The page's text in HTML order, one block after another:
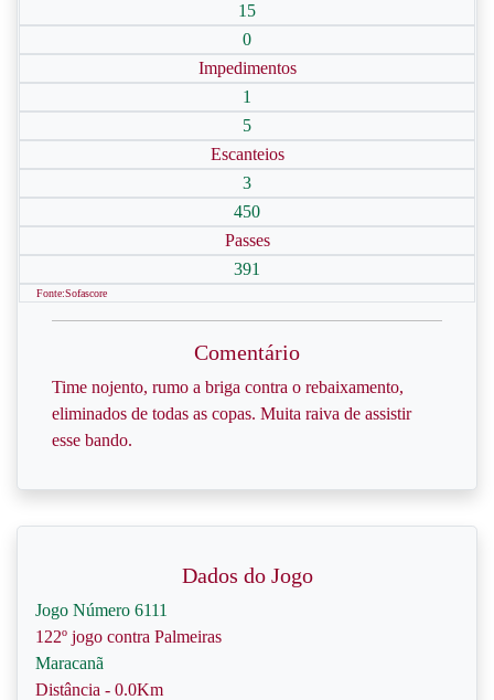
15
0
Impedimentos
1
5
Escanteios
3
450
Passes
391
Fonte:Sofascore
Comentário
Time nojento, rumo a briga contra o rebaixamento,
eliminados de todas as copas. Muita raiva de assistir
esse bando.
Dados do Jogo
Jogo Número 6111
122º jogo contra Palmeiras
Maracanã
Distância - 0.0Km